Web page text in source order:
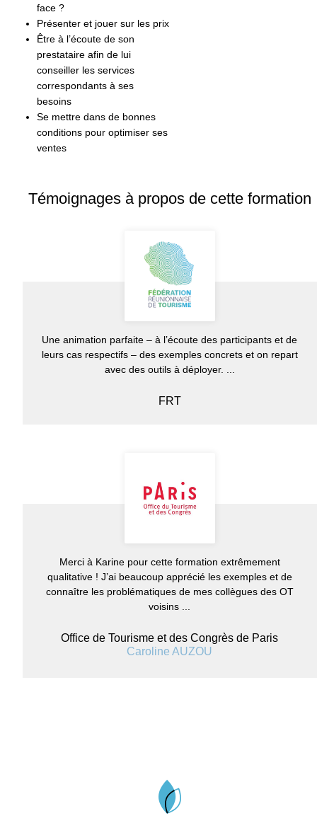
face ?
Présenter et jouer sur les prix
Être à l’écoute de son
prestataire afin de lui
conseiller les services
correspondants à ses
besoins
Se mettre dans de bonnes
conditions pour optimiser ses
ventes
Témoignages à propos de cette formation
Une animation parfaite – à l’écoute des participants et de
leurs cas respectifs – des exemples concrets et on repart
avec des outils à déployer. ...
FRT
Merci à Karine pour cette formation extrêmement
qualitative ! J’ai beaucoup apprécié les exemples et de
connaître les problématiques de mes collègues des OT
voisins ...
Office de Tourisme et des Congrès de Paris
Caroline AUZOU